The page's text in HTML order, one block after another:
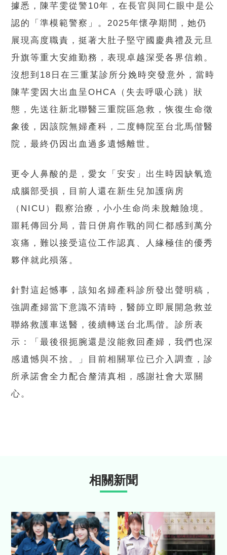
據悉，陳芊雯從警10年，在長官與同仁眼中是公
認的「準模範警察」。2025年懷孕期間，她仍
展現高度職責，挺著大肚子堅守國慶典禮及元旦
升旗等重大安維勤務，表現卓越深受各界信賴。
沒想到18日在三重某診所分娩時突發意外，當時
陳芊雯因大出血呈OHCA（失去呼吸心跳）狀
態，先送往新北聯醫三重院區急救，恢復生命徵
象後，因該院無婦產科，二度轉院至台北馬偕醫
院，最終仍因出血過多遺憾離世。
更令人鼻酸的是，愛女「安安」出生時因缺氧造
成腦部受損，目前人還在新生兒加護病房
（NICU）觀察治療，小小生命尚未脫離險境。
噩耗傳回分局，昔日併肩作戰的同仁都感到萬分
哀痛，難以接受這位工作認真、人緣極佳的優秀
夥伴就此殞落。
針對這起憾事，該知名婦產科診所發出聲明稿，
強調產婦當下意識不清時，醫師立即展開急救並
聯絡救護車送醫，後續轉送台北馬偕。診所表
示：「最後很扼腕還是沒能救回產婦，我們也深
感遺憾與不捨。」目前相關單位已介入調查，診
所承諾會全力配合釐清真相，感謝社會大眾關
心。
相關新聞